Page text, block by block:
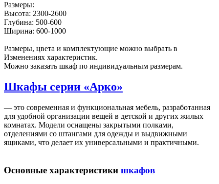
Размеры:
Высота: 2300-2600
Глубина: 500-600
Ширина: 600-1000
Размеры, цвета и комплектующие можно выбрать в
Изменениях характеристик.
Можно заказать шкаф по индивидуальным размерам.
Шкафы серии «Арко»
— это современная и функциональная мебель, разработанная
для удобной организации вещей в детской и других жилых
комнатах. Модели оснащены закрытыми полками,
отделениями со штангами для одежды и выдвижными
ящиками, что делает их универсальными и практичными.
Основные характеристики шкафов